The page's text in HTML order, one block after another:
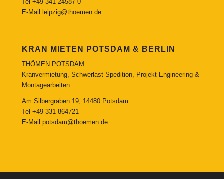
Tel +49 341 24587-0
E-Mail
leipzig@thoemen.de
KRAN MIETEN POTSDAM & BERLIN
THÖMEN POTSDAM
Kranvermietung, Schwerlast-Spedition, Projekt Engineering &
Montagearbeiten
Am Silbergraben 19, 14480 Potsdam
Tel +49 331 864721
E-Mail potsdam@thoemen.de